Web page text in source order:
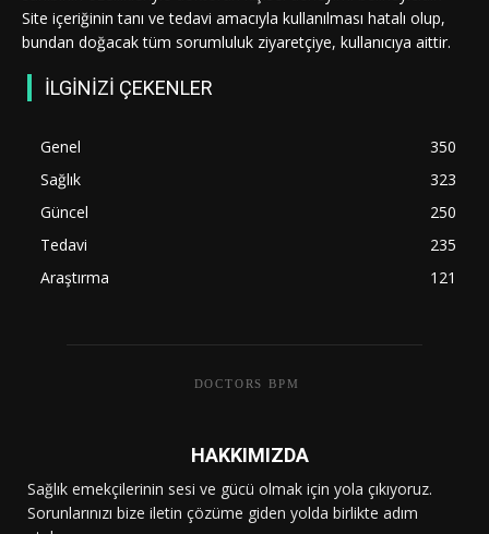
Site içeriğinin tanı ve tedavi amacıyla kullanılması hatalı olup,
bundan doğacak tüm sorumluluk ziyaretçiye, kullanıcıya aittir.
İLGİNİZİ ÇEKENLER
Genel
350
Sağlık
323
Güncel
250
Tedavi
235
Araştırma
121
DOCTORS BPM
HAKKIMIZDA
Sağlık emekçilerinin sesi ve gücü olmak için yola çıkıyoruz.
Sorunlarınızı bize iletin çözüme giden yolda birlikte adım